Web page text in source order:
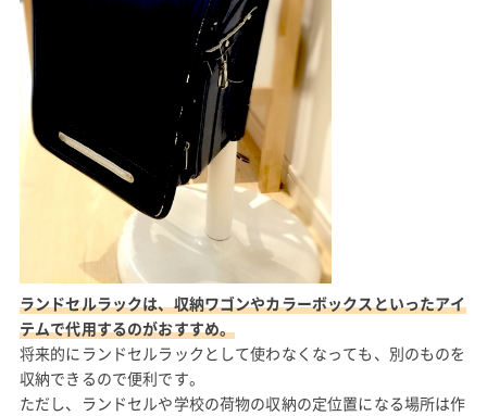
ランドセルラックは、収納ワゴンやカラーボックスといったアイ
テムで代用するのがおすすめ。
将来的にランドセルラックとして使わなくなっても、別のものを
収納できるので便利です。
ただし、ランドセルや学校の荷物の収納の定位置になる場所は作